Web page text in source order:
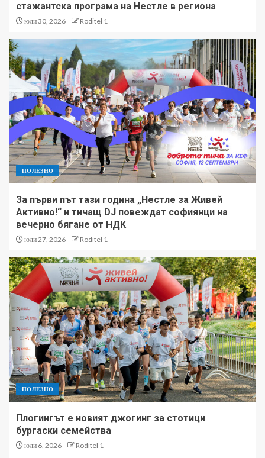
стажантска програма на Нестле в региона
юли 30, 2026 Roditel 1
ПОЛЕЗНО
За първи път тази година „Нестле за Живей
Активно!“ и тичащ DJ повеждат софиянци на
вечерно бягане от НДК
юли 27, 2026 Roditel 1
ПОЛЕЗНО
Плогингът е новият джогинг за стотици
бургаски семейства
юли 6, 2026 Roditel 1